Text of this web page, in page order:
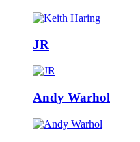
JR
Andy Warhol